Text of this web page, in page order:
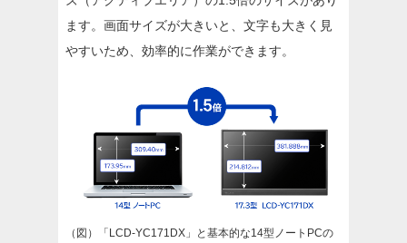
ます。画面サイズが大きいと、文字も大きく見
やすいため、効率的に作業ができます。
（図）「LCD-YC171DX」と基本的な14型ノートPCの